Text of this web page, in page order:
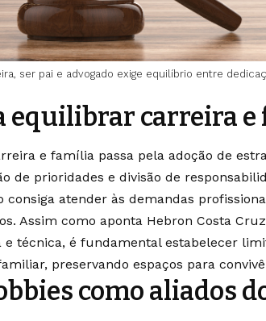
ser pai e advogado exige equilíbrio entre
equilibrar carreira
e família passa pela adoção de
de prioridades e divisão de
consiga atender às demandas
Assim como aponta Hebron Costa
e técnica, é fundamental estabelecer
preservando espaços para
como aliados